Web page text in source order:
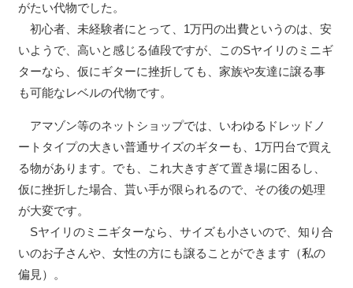
がたい代物でした。
初心者、未経験者にとって、1万円の出費というのは、安
いようで、高いと感じる値段ですが、このSヤイリのミニギ
ターなら、仮にギターに挫折しても、家族や友達に譲る事
も可能なレベルの代物です。
アマゾン等のネットショップでは、いわゆるドレッドノ
ートタイプの大きい普通サイズのギターも、1万円台で買え
る物があります。でも、これ大きすぎて置き場に困るし、
仮に挫折した場合、貰い手が限られるので、その後の処理
が大変です。
Sヤイリのミニギターなら、サイズも小さいので、知り合
いのお子さんや、女性の方にも譲ることができます（私の
偏見）。